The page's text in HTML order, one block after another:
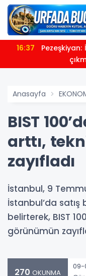
16:37
Anasayfa
BIST
arttı,
zayıfladı
İstanbul, 9
İstanbul’da satış
belirterek, BIST
görünümün
270 OKUNMA
09-